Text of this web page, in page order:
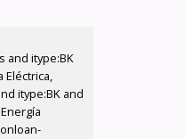
and itype:BK
Eléctrica,
itype:BK and